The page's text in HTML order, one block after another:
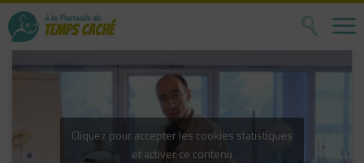
Skip
content
Cliquez pour accepter les cookies statistiques
et activer ce contenu